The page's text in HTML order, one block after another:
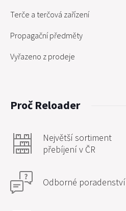
Terče a terčová zařízení
Propagační předměty
Vyřazeno z prodeje
Proč Reloader
Největší sortiment
přebíjení v ČR
Odborné poradenství